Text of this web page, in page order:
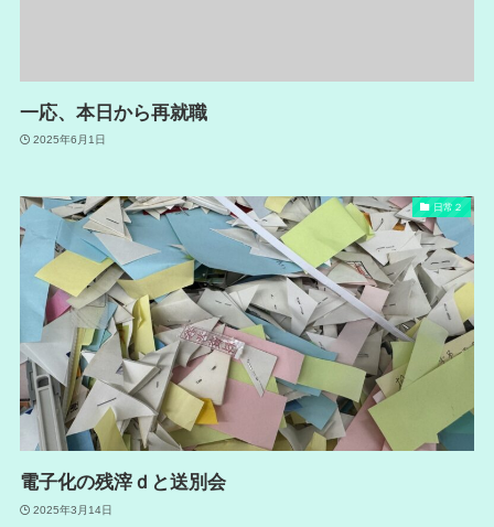
一応、本日から再就職
2025年6月1日
日常２
電子化の残滓ｄと送別会
2025年3月14日